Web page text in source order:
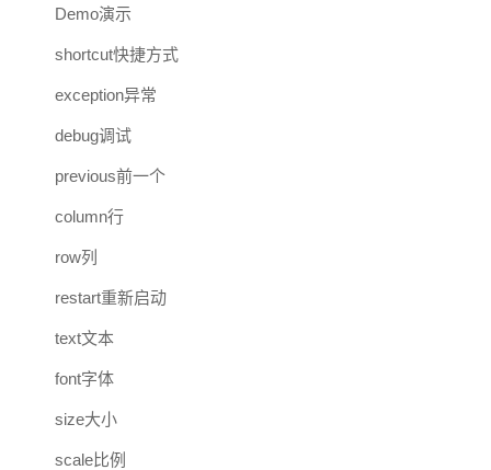
Demo演示
shortcut快捷方式
exception异常
debug调试
previous前一个
column行
row列
restart重新启动
text文本
font字体
size大小
scale比例